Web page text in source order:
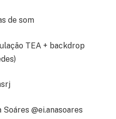
de som
TEA + backdrop
@ei.anasoares